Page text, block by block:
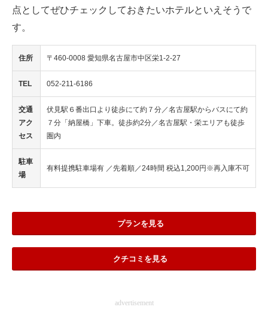
点としてぜひチェックしておきたいホテルといえそうで
す。
住所 〒460-0008 愛知県名古屋市中区栄1-2-27
TEL 052-211-6186
交通
アク
セス
伏見駅６番出口より徒歩にて約７分／名古屋駅からバスにて約
７分「納屋橋」下車。徒歩約2分／名古屋駅・栄エリアも徒歩
圏内
駐車
場
有料提携駐車場有 ／先着順／24時間 税込1,200円※再入庫不可
プランを見る
クチコミを見る
advertisement